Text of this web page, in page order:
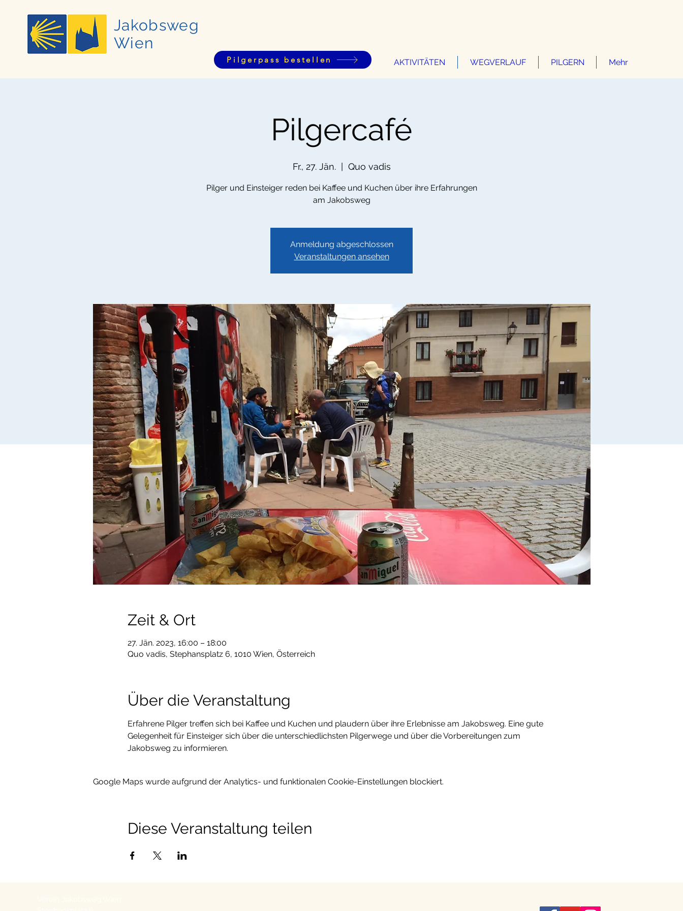
Jakobsweg
Wien
Pilgerpass bestellen AKTIVITÄTEN WEGVERLAUF PILGERN Mehr
Pilgercafé
Fr., 27. Jän.
  |
Quo vadis
Pilger und Einsteiger reden bei Kaffee und Kuchen über ihre Erfahrungen
am Jakobsweg
Anmeldung abgeschlossen
Veranstaltungen ansehen
Zeit & Ort
27. Jän. 2023, 16:00 – 18:00
Quo vadis, Stephansplatz 6, 1010 Wien, Österreich
Über die Veranstaltung
Erfahrene Pilger treffen sich bei Kaffee und Kuchen und plaudern über ihre Erlebnisse am Jakobsweg. Eine gute
Gelegenheit für Einsteiger sich über die unterschiedlichsten Pilgerwege und über die Vorbereitungen zum
Jakobsweg zu informieren.
Google Maps wurde aufgrund der Analytics- und funktionalen Cookie-Einstellungen blockiert.
Diese Veranstaltung teilen